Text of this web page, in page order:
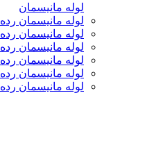
لوله مانیسمان
لوله مانیسمان رده 20
لوله مانیسمان رده 40
لوله مانیسمان رده 60
لوله مانیسمان رده 80
لوله مانیسمان رده 120
لوله مانیسمان رده 160